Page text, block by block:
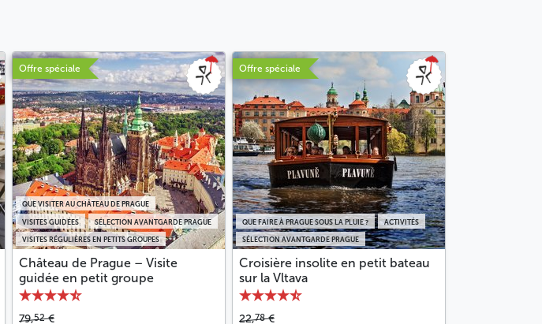
Offre spéciale
VISITES RÉGULIÈRES EN PETITS GROUPES
VISITES GUIDÉES SÉLECTION AVANTGARDE PRAGUE
QUE VISITER AU CHÂTEAU DE PRAGUE
Château de Prague – Visite
guidée en petit groupe
79,52€
Offre spéciale
SÉLECTION AVANTGARDE PRAGUE
QUE FAIRE À PRAGUE SOUS LA PLUIE ? ACTIVITÉS
Croisière insolite en petit bateau
sur la Vltava
22,78€